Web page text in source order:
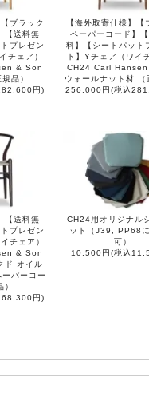
ブラック
【送料無
プレゼン
チェア）
& Son
品）
円)
【海外取寄仕様】【
ペーパーコード】
料】【シートパット
ト】Yチェア（ワイ
CH24 Carl
ウォールナット材 （
256,000円(税込
【送料無
プレゼン
チェア）
& Son
ド オイル
パーコー
）
円)
CH24用オリジナル
ット（J39, PP68
可）
10,500円(税込